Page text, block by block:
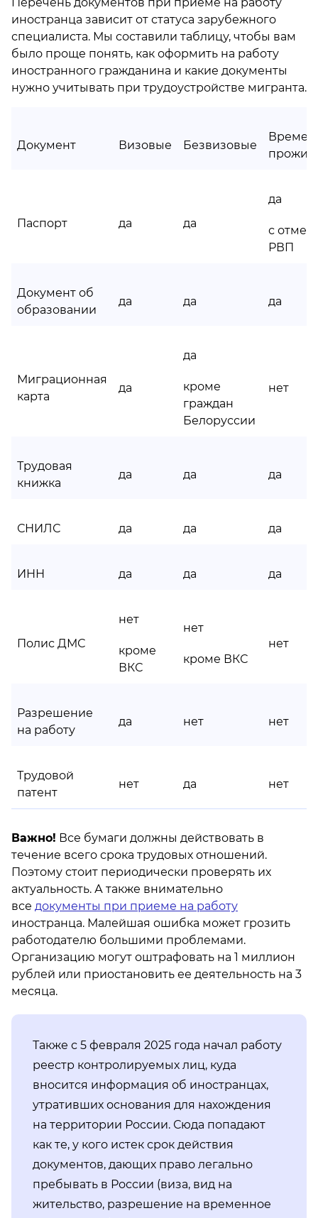
иностранца зависит от статуса зарубежного
специалиста. Мы составили таблицу, чтобы вам
было проще понять, как оформить на работу
иностранного гражданина и какие документы
нужно учитывать при трудоустройстве мигранта.
Документ Визовые Безвизовые
Паспорт да да
да
с
РВП
Документ об
образовании
да да да
Миграционная
карта
да
да
кроме
граждан
Белоруссии
нет
Трудовая
книжка
да да да
СНИЛС да да да
ИНН да да да
Полис ДМС
нет
кроме
ВКС
нет
кроме ВКС
нет
Разрешение
на работу
да нет нет
Трудовой
патент
нет да нет
Важно! Все бумаги должны действовать в
течение всего срока трудовых отношений.
Поэтому стоит периодически проверять их
актуальность. А также внимательно
все документы при приеме на работу
иностранца. Малейшая ошибка может грозить
работодателю большими проблемами.
Организацию могут оштрафовать на 1 миллион
рублей или приостановить ее деятельность на 3
месяца.
Также с 5 февраля 2025 года начал работу
реестр контролируемых лиц, куда
вносится информация об иностранцах,
утративших основания для нахождения
на территории России. Сюда попадают
как те, у кого истек срок действия
документов, дающих право легально
пребывать в России (виза, вид на
жительство, разрешение на временное